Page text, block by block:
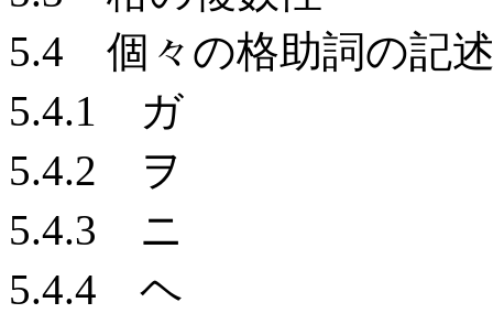
5.4 個々の格助詞の記
5.4.1 ガ
5.4.2 ヲ
5.4.3 ニ
5.4.4 ヘ